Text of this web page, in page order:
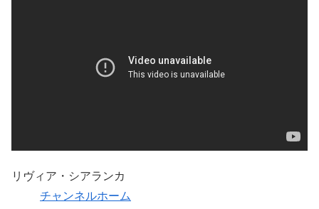
リヴィア・シアランカ
チャンネルホーム